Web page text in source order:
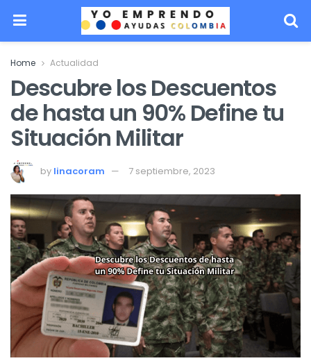
Home Actualidad
Descubre los Descuentos
de hasta un 90% Define tu
Situación Militar
by linacoram 7 septiembre, 2023